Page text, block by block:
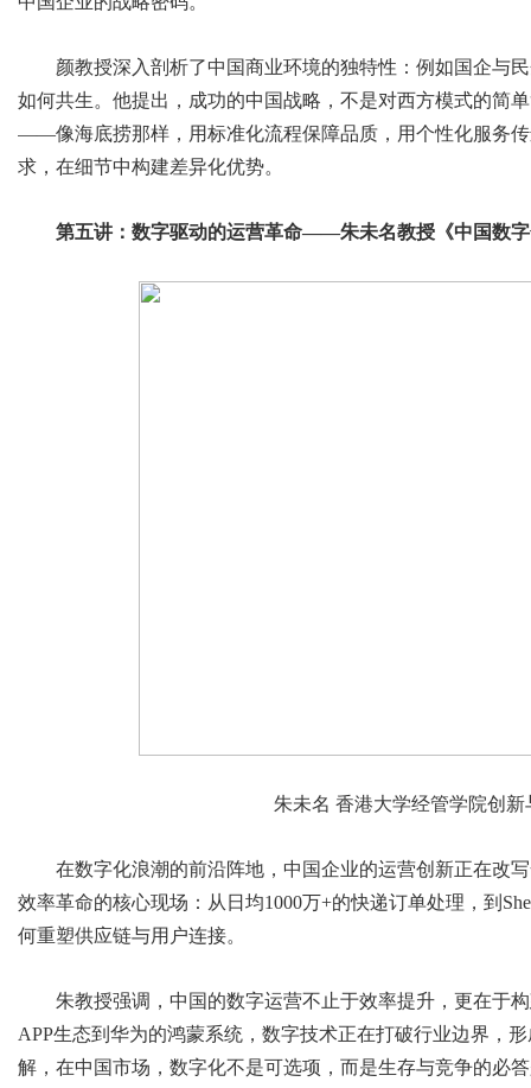
颜教授深入剖析了中国商业环境的独特性：例如国企与
如何共生。他提出，成功的中国战略，不是对西方模式的简
——像海底捞那样，用标准化流程保障品质，用个性化服务
求，在细节中构建差异化优势。
第五讲：数字驱动的运营革命——朱未名教授《中国数
朱未名 香港大学经管学院创
在数字化浪潮的前沿阵地，中国企业的运营创新正在改
效率革命的核心现场：从日均1000万+的快递订单处理，到
何重塑供应链与用户连接。
朱教授强调，中国的数字运营不止于效率提升，更在于
APP生态到华为的鸿蒙系统，数字技术正在打破行业边界，
解，在中国市场，数字化不是可选项，而是生存与竞争的